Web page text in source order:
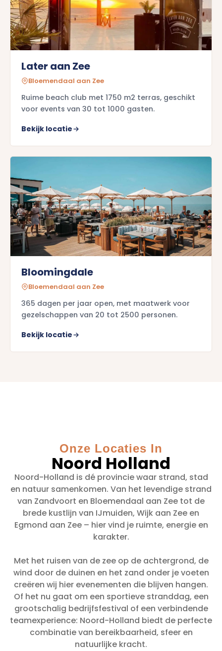
Later aan Zee
Bloemendaal aan Zee
Ruime beach club met 1750 m2 terras, geschikt
voor events van 30 tot 1000 gasten.
Bekijk locatie
Bloomingdale
Bloemendaal aan Zee
365 dagen per jaar open, met maatwerk voor
gezelschappen van 20 tot 2500 personen.
Bekijk locatie
Onze Locaties In
Noord Holland
Noord-Holland is dé provincie waar strand, stad
en natuur samenkomen. Van het levendige strand
van Zandvoort en Bloemendaal aan Zee tot de
brede kustlijn van IJmuiden, Wijk aan Zee en
Egmond aan Zee – hier vind je ruimte, energie en
karakter.
Met het ruisen van de zee op de achtergrond, de
wind door de duinen en het zand onder je voeten
creëren wij hier evenementen die blijven hangen.
Of het nu gaat om een sportieve stranddag, een
grootschalig bedrijfsfestival of een verbindende
teamexperience: Noord-Holland biedt de perfecte
combinatie van bereikbaarheid, sfeer en
natuurlijke kracht.